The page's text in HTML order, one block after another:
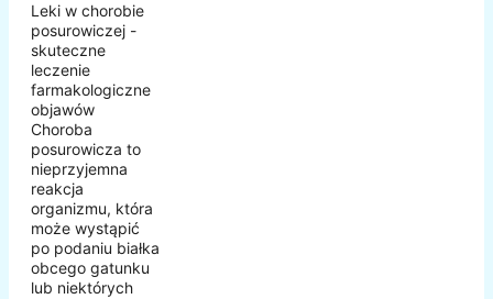
Leki w chorobie
posurowiczej -
skuteczne
leczenie
farmakologiczne
objawów
Choroba
posurowicza to
nieprzyjemna
reakcja
organizmu, która
może wystąpić
po podaniu białka
obcego gatunku
lub niektórych